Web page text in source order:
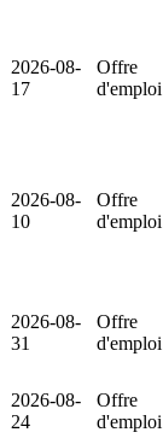
2026-08-
17
Offre
d'emploi
2026-08-
10
Offre
d'emploi
2026-08-
31
Offre
d'emploi
2026-08-
24
Offre
d'emploi